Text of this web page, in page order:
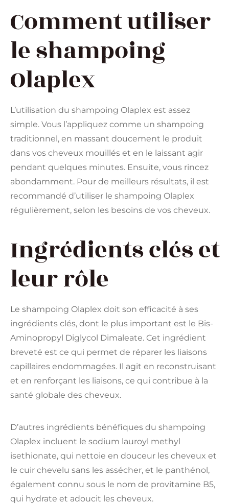
Comment utiliser
le shampoing
Olaplex
L’utilisation du shampoing Olaplex est assez
simple. Vous l’appliquez comme un shampoing
traditionnel, en massant doucement le produit
dans vos cheveux mouillés et en le laissant agir
pendant quelques minutes. Ensuite, vous rincez
abondamment. Pour de meilleurs résultats, il est
recommandé d’utiliser le shampoing Olaplex
régulièrement, selon les besoins de vos cheveux.
Ingrédients clés et
leur rôle
Le shampoing Olaplex doit son efficacité à ses
ingrédients clés, dont le plus important est le Bis-
Aminopropyl Diglycol Dimaleate. Cet ingrédient
breveté est ce qui permet de réparer les liaisons
capillaires endommagées. Il agit en reconstruisant
et en renforçant les liaisons, ce qui contribue à la
santé globale des cheveux.
D’autres ingrédients bénéfiques du shampoing
Olaplex incluent le sodium lauroyl methyl
isethionate, qui nettoie en douceur les cheveux et
le cuir chevelu sans les assécher, et le panthénol,
également connu sous le nom de provitamine B5,
qui hydrate et adoucit les cheveux.